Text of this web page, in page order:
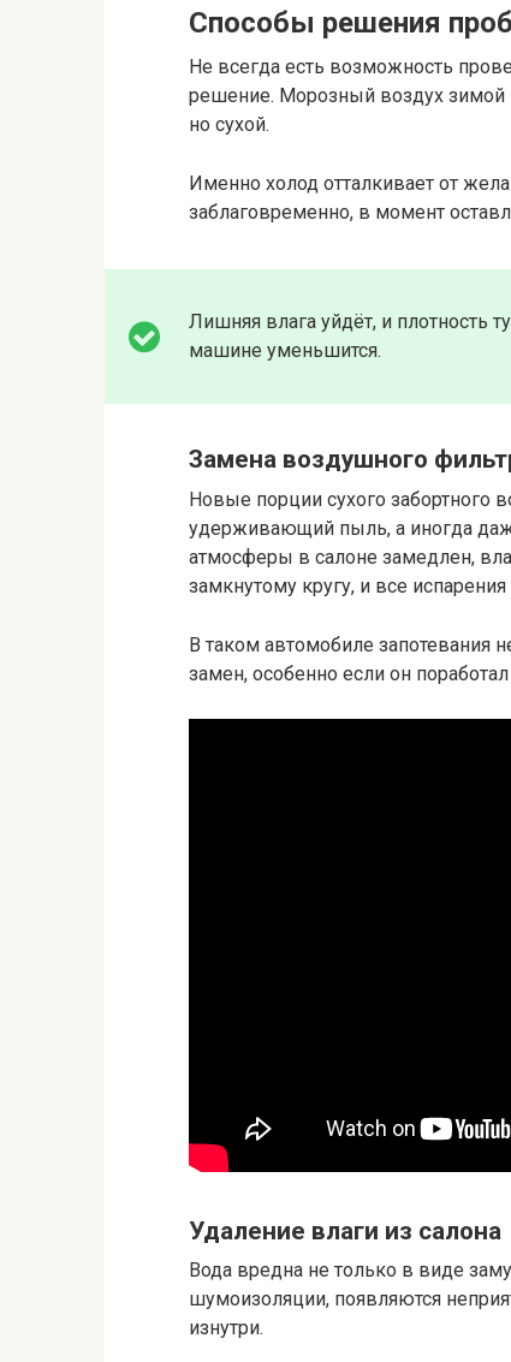
Способы решения
Не всегда есть возможность
решение. Морозный воздух
но сухой.
Именно холод отталкивает от
заблаговременно, в момент
Лишняя влага уйдёт, и плотность
машине уменьшится.
Замена воздушного
Новые порции сухого забортного
удерживающий пыль, а иногда
атмосферы в салоне замедлен,
замкнутому кругу, и все
В таком автомобиле запотевания
замен, особенно если он
Удаление влаги из салона
Вода вредна не только в виде
шумоизоляции, появляются
изнутри.